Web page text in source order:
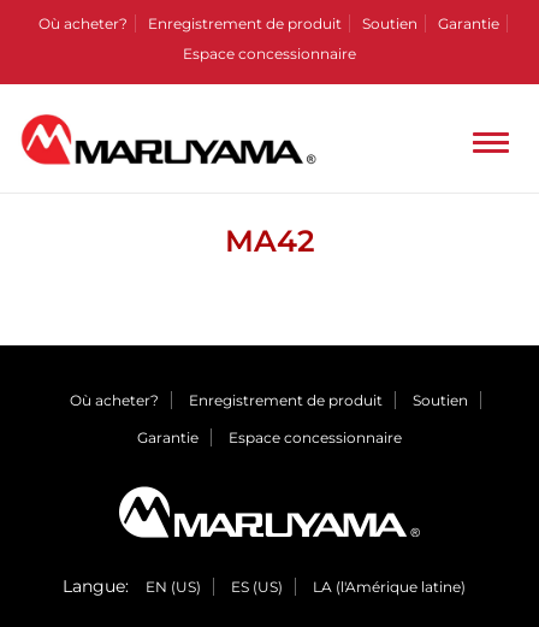
Où acheter? Enregistrement de produit Soutien
Garantie
Espace concessionnaire
MA42
Où acheter? Enregistrement de produit Soutien
Garantie Espace concessionnaire
Langue: EN (US) ES (US) LA (l'Amérique latine)